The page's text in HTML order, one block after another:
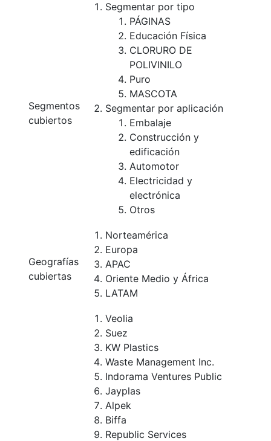
Segmentos
cubiertos
Segmentar por tipo
PÁGINAS
Educación Física
CLORURO DE
POLIVINILO
Puro
MASCOTA
Segmentar por aplicación
Embalaje
Construcción y
edificación
Automotor
Electricidad y
electrónica
Otros
Geografías
cubiertas
Norteamérica
Europa
APAC
Oriente Medio y África
LATAM
Veolia
Suez
KW Plastics
Waste Management Inc.
Indorama Ventures Public
Jayplas
Alpek
Biffa
Republic Services